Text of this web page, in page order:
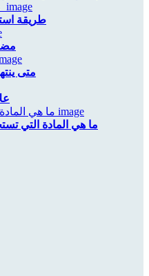
طريقة
متى
ما هي المادة التي